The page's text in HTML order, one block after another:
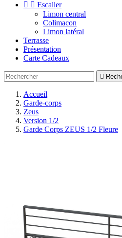
  Escalier
Limon central
Colimacon
Limon latéral
Terrasse
Présentation
Carte Cadeaux

Accueil
Garde-corps
Zeus
Version 1/2
Garde Corps ZEUS 1/2 Fleure